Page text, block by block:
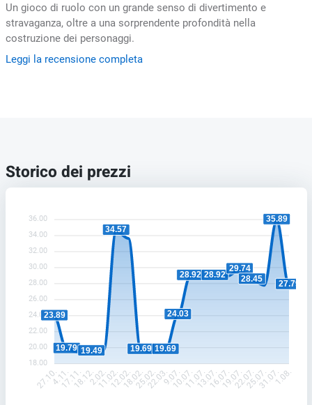
Un gioco di ruolo con un grande senso di divertimento e
stravaganza, oltre a una sorprendente profondità nella
costruzione dei personaggi.
Leggi la recensione completa
Storico dei prezzi
36.00
34.00
32.00
30.00
28.00
26.00
24.00
22.00
20.00
18.00
23.89
19.79 19.49
34.57
19.69 19.69
24.03
28.92 28.92
29.74
28.45
35.89
27.79
27.10.4.11.17.11.18.12.2.02.11.02.12.02.18.02.25.02.22.03.9.07.10.07.11.07.13.07.16.07.19.07.22.07.25.07.31.07.1.08.